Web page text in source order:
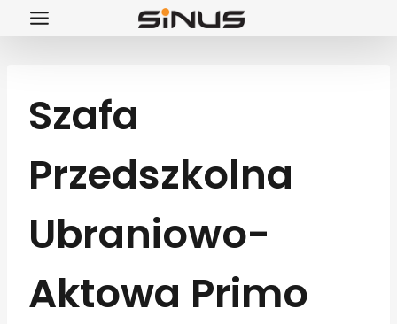
Przejdź
Szafa
Przedszkolna
Ubraniowo-
Aktowa Primo